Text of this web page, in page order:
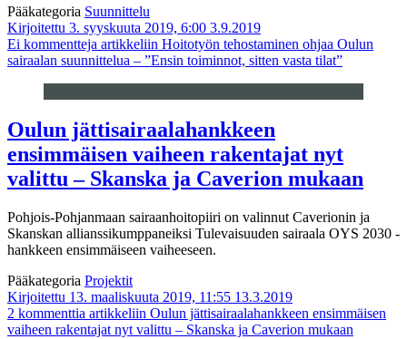
Pääkategoria Suunnittelu
Kirjoitettu 3. syyskuuta 2019, 6:00 3.9.2019
Ei kommentteja artikkeliin Hoitotyön tehostaminen ohjaa Oulun
sairaalan suunnittelua – ”Ensin toiminnot, sitten vasta tilat”
Oulun jättisairaalahankkeen
ensimmäisen vaiheen rakentajat nyt
valittu – Skanska ja Caverion mukaan
Pohjois-Pohjanmaan sairaanhoitopiiri on valinnut Caverionin ja
Skanskan allianssikumppaneiksi Tulevaisuuden sairaala OYS 2030 -
hankkeen ensimmäiseen vaiheeseen.
Pääkategoria Projektit
Kirjoitettu 13. maaliskuuta 2019, 11:55 13.3.2019
2 kommenttia artikkeliin Oulun jättisairaalahankkeen ensimmäisen
vaiheen rakentajat nyt valittu – Skanska ja Caverion mukaan